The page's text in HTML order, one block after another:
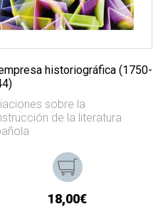
historiográfica (1750-
sobre la
de la literatura
18,00€